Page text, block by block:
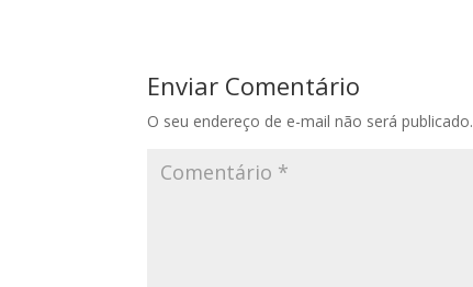
Enviar Comentário
O seu endereço de e-mail não será publicado.